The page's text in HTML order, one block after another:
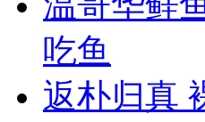
吃鱼
返朴归真